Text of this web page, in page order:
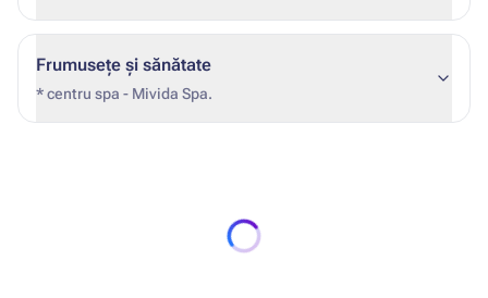
Frumusețe și sănătate
* centru spa - Mivida Spa.